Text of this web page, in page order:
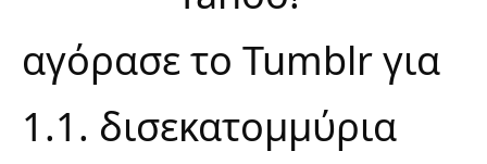
αγόρασε το Tumblr για
1.1. δισεκατομμύρια